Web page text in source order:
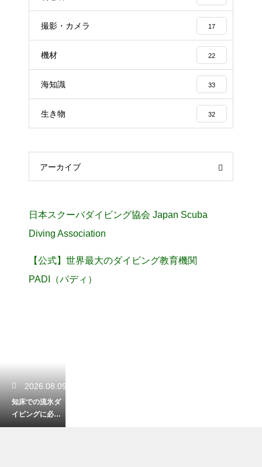
撮影・カメラ 17
機材 22
海知識 33
生き物 32
アーカイブ
日本スクーバダイビング協会 Japan Scuba
Diving Association
【公式】世界最大のダイビング教育機関
PADI（パディ）
2026.08.09
知床での流氷ダ
イビングに必要
な装備とは？極